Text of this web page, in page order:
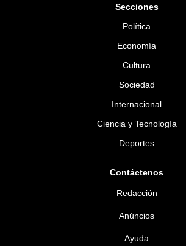
Secciones
Política
Economía
Cultura
Sociedad
Internacional
Ciencia y Tecnología
Deportes
Contáctenos
Redacción
Anúncios
Ayuda